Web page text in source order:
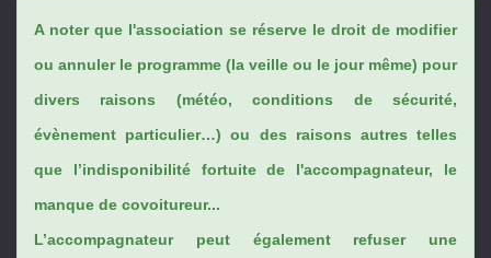
A noter que l'association se réserve le droit de modifier
ou annuler le programme (la veille ou le jour même) pour
divers raisons (météo, conditions de sécurité,
évènement particulier…) ou des raisons autres telles
que l’indisponibilité fortuite de l'accompagnateur, le
manque de covoitureur...
L’accompagnateur peut également refuser une